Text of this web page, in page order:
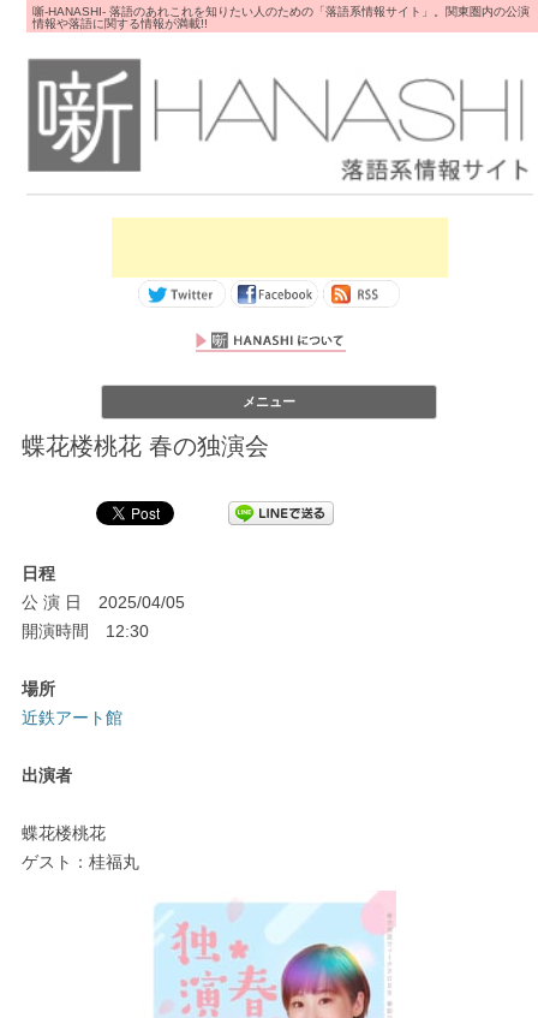
噺-HANASHI- 落語のあれこれを知りたい人のための「落語系情報サイト」。関東圏内の公演
情報や落語に関する情報が満載!!
メニュー
蝶花楼桃花 春の独演会
日程
公 演 日 2025/04/05
開演時間 12:30
場所
近鉄アート館
出演者
蝶花楼桃花
ゲスト：桂福丸